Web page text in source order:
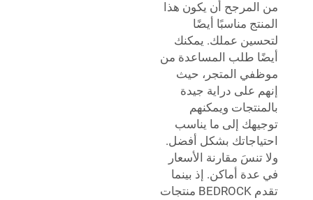
من المرجح أن يكون هذا
المنتج مناسبًا أيضًا
لتحسين عملك. يمكنك
أيضًا طلب المساعدة من
موظفي المتجر، حيث
إنهم على دراية جيدة
بالمنتجات ويمكنهم
توجيهك إلى ما يناسب
احتياجاتك بشكل أفضل.
ولا تنسَ مقارنة الأسعار
في عدة أماكن. إذ بينما
تقدم BEDROCK منتجات